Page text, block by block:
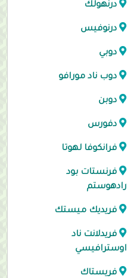
درنهولك
درنوفيس
دوبي
دوب ناد مورافو
دوبن
دفورس
فرانكوفا لهوتا
فرنستات بود
رادهوستم
فريديك ميستك
فريدلانت ناد
اوسترافيسي
فريستاك